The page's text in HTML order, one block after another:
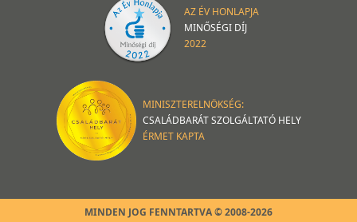
AZ ÉV HONLAPJA
MINŐSÉGI DÍJ
2022
MINISZTERELNÖKSÉG:
CSALÁDBARÁT SZOLGÁLTATÓ HELY
ÉRMET KAPTA
MINDEN JOG FENNTARTVA © 2008-2026